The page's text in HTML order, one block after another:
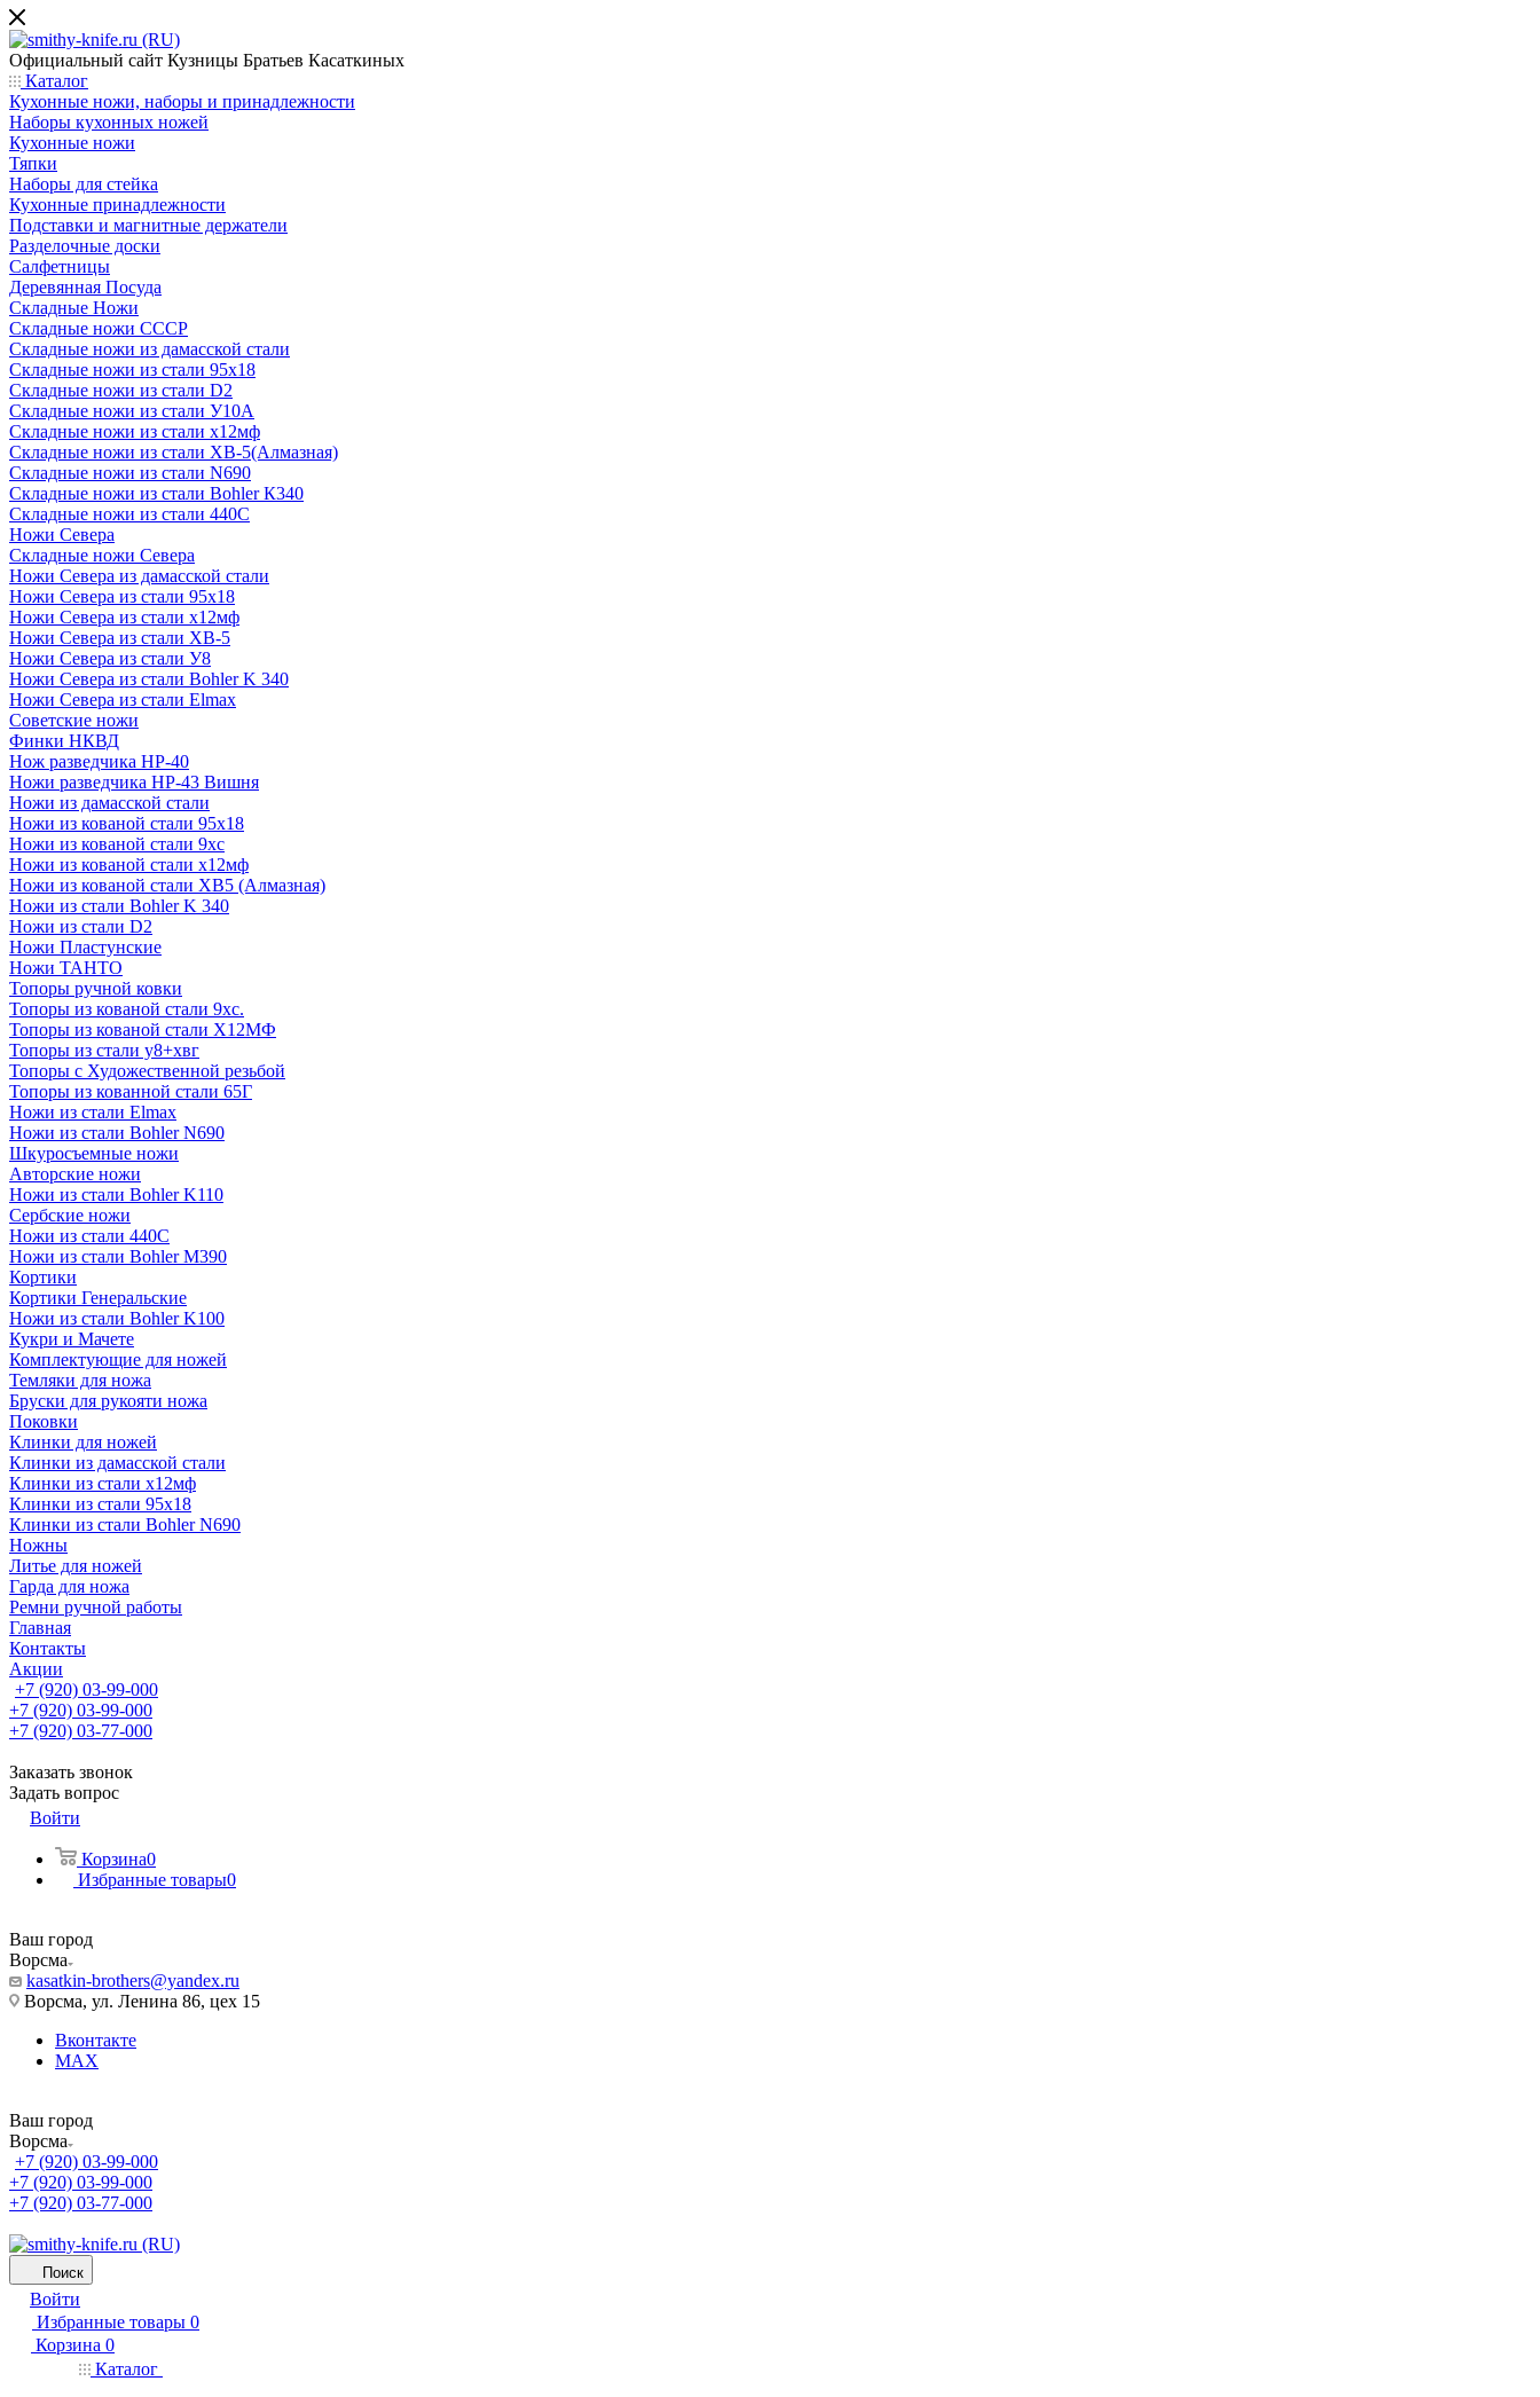
Официальный сайт Кузницы Братьев Касаткиных
Каталог
Кухонные ножи, наборы и принадлежности
Наборы кухонных ножей
Кухонные ножи
Тяпки
Наборы для стейка
Кухонные принадлежности
Подставки и магнитные держатели
Разделочные доски
Салфетницы
Деревянная Посуда
Складные Ножи
Cкладные ножи СССР
Складные ножи из дамасской стали
Складные ножи из стали 95х18
Складные ножи из стали D2
Складные ножи из стали У10А
Складные ножи из стали х12мф
Складные ножи из стали ХВ-5(Алмазная)
Складные ножи из стали N690
Складные ножи из стали Bohler К340
Складные ножи из стали 440С
Ножи Севера
Складные ножи Севера
Ножи Севера из дамасской стали
Ножи Севера из стали 95х18
Ножи Севера из стали х12мф
Ножи Севера из стали ХВ-5
Ножи Севера из стали У8
Ножи Севера из стали Bohler K 340
Ножи Севера из стали Elmax
Советские ножи
Финки НКВД
Нож разведчика НР-40
Ножи разведчика НР-43 Вишня
Ножи из дамасской стали
Ножи из кованой стали 95х18
Ножи из кованой стали 9хс
Ножи из кованой стали х12мф
Ножи из кованой стали ХВ5 (Алмазная)
Ножи из стали Bohler K 340
Ножи из стали D2
Ножи Пластунские
Ножи ТАНТО
Топоры ручной ковки
Топоры из кованой стали 9хс.
Топоры из кованой стали Х12МФ
Топоры из стали у8+хвг
Топоры с Художественной резьбой
Топоры из кованной стали 65Г
Ножи из стали Elmax
Ножи из стали Bohler N690
Шкуросъемные ножи
Авторские ножи
Ножи из стали Bohler K110
Сербские ножи
Ножи из стали 440С
Ножи из стали Bohler M390
Кортики
Кортики Генеральские
Ножи из стали Bohler K100
Кукри и Мачете
Комплектующие для ножей
Темляки для ножа
Бруски для рукояти ножа
Поковки
Клинки для ножей
Клинки из дамасской стали
Клинки из стали х12мф
Клинки из стали 95х18
Клинки из стали Bohler N690
Ножны
Литье для ножей
Гарда для ножа
Ремни ручной работы
Главная
Контакты
Акции
+7 (920) 03-99-000
+7 (920) 03-99-000
+7 (920) 03-77-000
Заказать звонок
Задать вопрос
Войти
Корзина0
Избранные товары0
Ваш город
Ворсма
kasatkin-brothers@yandex.ru
Ворсма, ул. Ленина 86, цех 15
Вконтакте
MAX
Ваш город
Ворсма
+7 (920) 03-99-000
+7 (920) 03-99-000
+7 (920) 03-77-000
Поиск
Войти
Избранные товары 0
Корзина 0
Каталог